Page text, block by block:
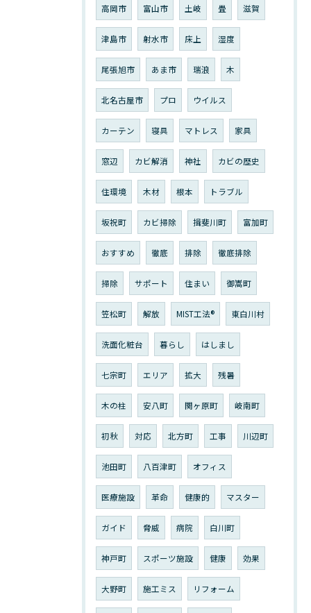
高岡市 富山市 土岐 畳 滋賀
津島市 射水市 床上 湿度
尾張旭市 あま市 瑞浪 木
北名古屋市 プロ ウイルス
カーテン 寝具 マトレス 家具
窓辺 カビ解消 神社 カビの歴史
住環境 木材 根本 トラブル
坂祝町 カビ掃除 揖斐川町 富加町
おすすめ 徹底 排除 徹底排除
掃除 サポート 住まい 御嵩町
笠松町 解放 MIST工法®︎ 東白川村
洗面化粧台 暮らし はしまし
七宗町 エリア 拡大 残暑
木の柱 安八町 関ヶ原町 岐南町
初秋 対応 北方町 工事 川辺町
池田町 八百津町 オフィス
医療施設 革命 健康的 マスター
ガイド 脅威 病院 白川町
神戸町 スポーツ施設 健康 効果
大野町 施工ミス リフォーム